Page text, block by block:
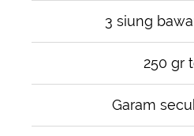
3 siung
250 gr
Garam